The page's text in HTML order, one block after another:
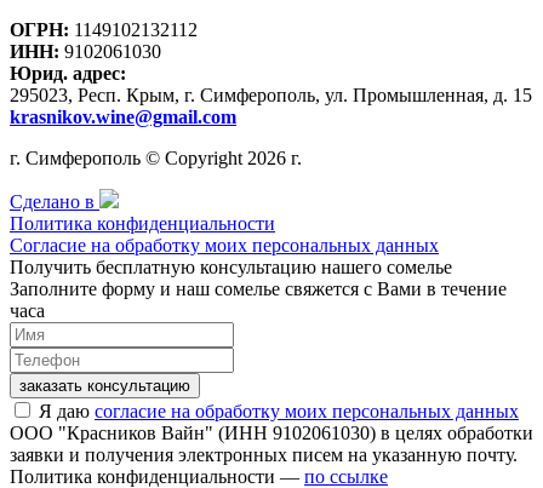
ОГРН: 1149102132112
ИНН: 9102061030
Юрид. адрес:
295023, Респ. Крым, г. Симферополь, ул. Промышленная, д. 15
krasnikov.wine@gmail.com
г. Симферополь © Copyright 2026 г.
Сделано в
Политика конфиденциальности
Согласие на обработку моих персональных данных
Получить бесплатную консультацию нашего сомелье
Заполните форму и наш сомелье свяжется с Вами в течение
часа
заказать консультацию
Я даю согласие на обработку моих персональных данных
ООО "Красников Вайн" (ИНН 9102061030) в целях обработки
заявки и получения электронных писем на указанную почту.
Политика конфиденциальности — по ссылке